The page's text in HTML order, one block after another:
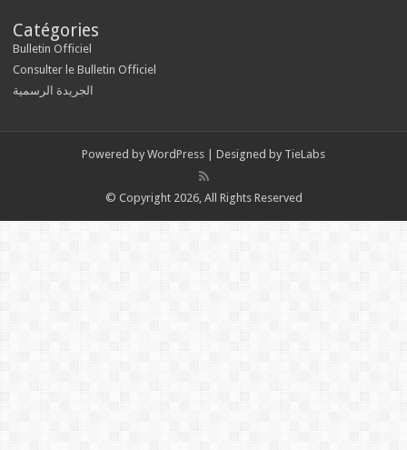
Catégories
Bulletin Officiel
Consulter le Bulletin Officiel
الجريدة الرسمية
Powered by WordPress | Designed by TieLabs
© Copyright 2026, All Rights Reserved